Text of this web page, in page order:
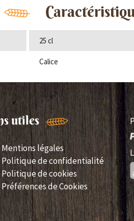
25 cl
Calice
utiles
Mentions légales
Politique de confidentialité
Politique de cookies
Préférences de Cookies